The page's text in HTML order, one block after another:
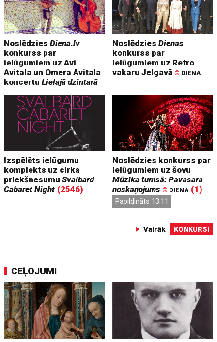
NoslēdziesDiena.lv
konkurss par
ielūgumiem uz Avi
Avitala un Omera Avitala
koncertuLielajā dzintarā
NoslēdziesDienas
konkurss par
ielūgumiem uz Retro
vakaru Jelgavā © DIENA
Izspēlēts ielūgumu
komplekts uz cirka
priekšnesumuSvalbard
Cabaret Night (2546)
Noslēdzies konkurss par
ielūgumiem uz šovu
Mūzika tumsā: Pavasara
noskaņojums © DIENA (1)
Papildināts 13:11
Vairāk KONKURSI
CEĻOJUMI